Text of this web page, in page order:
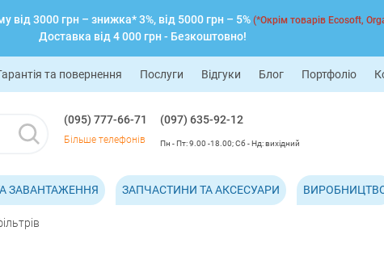
від 3000 грн – знижка* 3%, від 5000 грн – 5% (*Окрім товарів Ecosoft,
Доставка від 4 000 грн - Безкоштовно!
та повернення Послуги Відгуки Блог Портфоліо
(095) 777-66-71
Більше телефонів
(097) 635-92-12
Пн - Пт: 9.00 -18.00; Сб - Нд: вихідний
ЗАВАНТАЖЕННЯ ЗАПЧАСТИНИ ТА АКСЕСУАРИ